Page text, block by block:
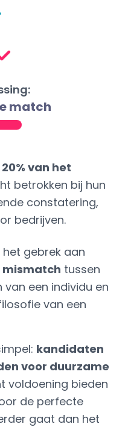
match
20% van het
betrokken bij hun
constatering,
bedrijven.
gebrek aan
mismatch tussen
een individu en
van een
kandidaten
voor duurzame
voldoening bieden
de perfecte
gaat dan het